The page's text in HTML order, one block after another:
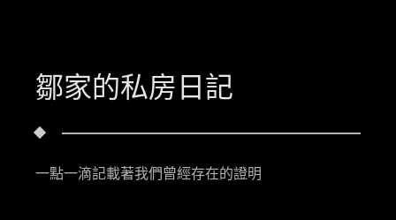
鄒家的私房日記
一點一滴記載著我們曾經存在的證明